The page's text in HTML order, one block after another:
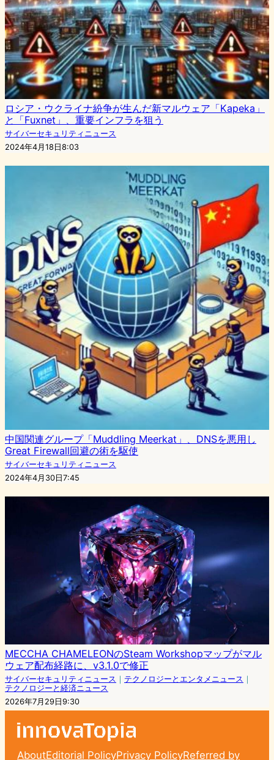
ロシア・ウクライナ紛争が生んだ新マルウェア「Kapeka」
と「Fuxnet」、重要インフラを狙う
サイバーセキュリティニュース
2024年4月18日8:03
中国関連グループ「Muddling Meerkat」、DNSを悪用し
Great Firewall回避の術を駆使
サイバーセキュリティニュース
2024年4月30日7:45
MECCHA CHAMELEONのSteam Workshopマップがマル
ウェア配布経路に、v3.1.0で修正
サイバーセキュリティニュース ｜ テクノロジーとエンタメニュース ｜
テクノロジーと経済ニュース
2026年7月29日9:30
AboutEditorial PolicyPrivacy PolicyReferred by